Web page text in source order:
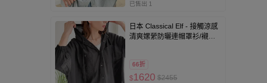
已售出 1
日本 Classical Elf - 接觸涼感
清爽嫘縈防曬連帽罩衫/襯衫-
66折
$1620 $2455